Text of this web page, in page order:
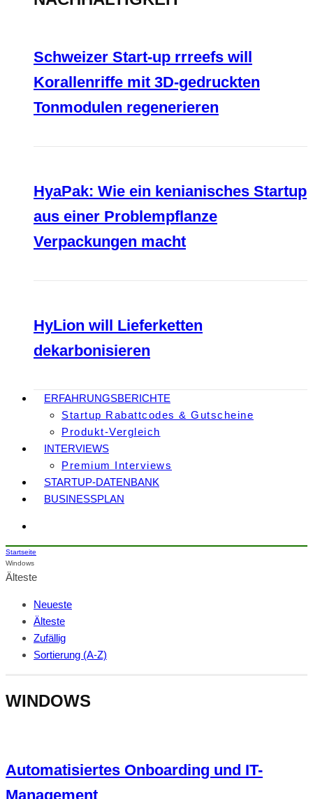
Schweizer Start-up rrreefs will
Korallenriffe mit 3D-gedruckten
Tonmodulen regenerieren
HyaPak: Wie ein kenianisches Startup
aus einer Problempflanze
Verpackungen macht
HyLion will Lieferketten
dekarbonisieren
ERFAHRUNGSBERICHTE
Startup Rabattcodes & Gutscheine
Produkt-Vergleich
INTERVIEWS
Premium Interviews
STARTUP-DATENBANK
BUSINESSPLAN
Startseite
Windows
Älteste
Neueste
Älteste
Zufällig
Sortierung (A-Z)
WINDOWS
Automatisiertes Onboarding und IT-
Management